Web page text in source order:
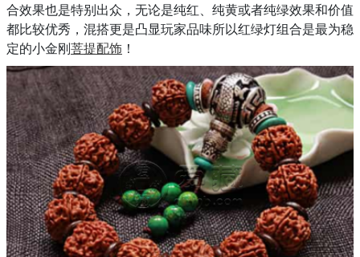
合效果也是特别出众，无论是纯红、纯黄或者纯绿效果和价值
都比较优秀，混搭更是凸显玩家品味所以红绿灯组合是最为稳
定的小金刚菩提配饰 ！